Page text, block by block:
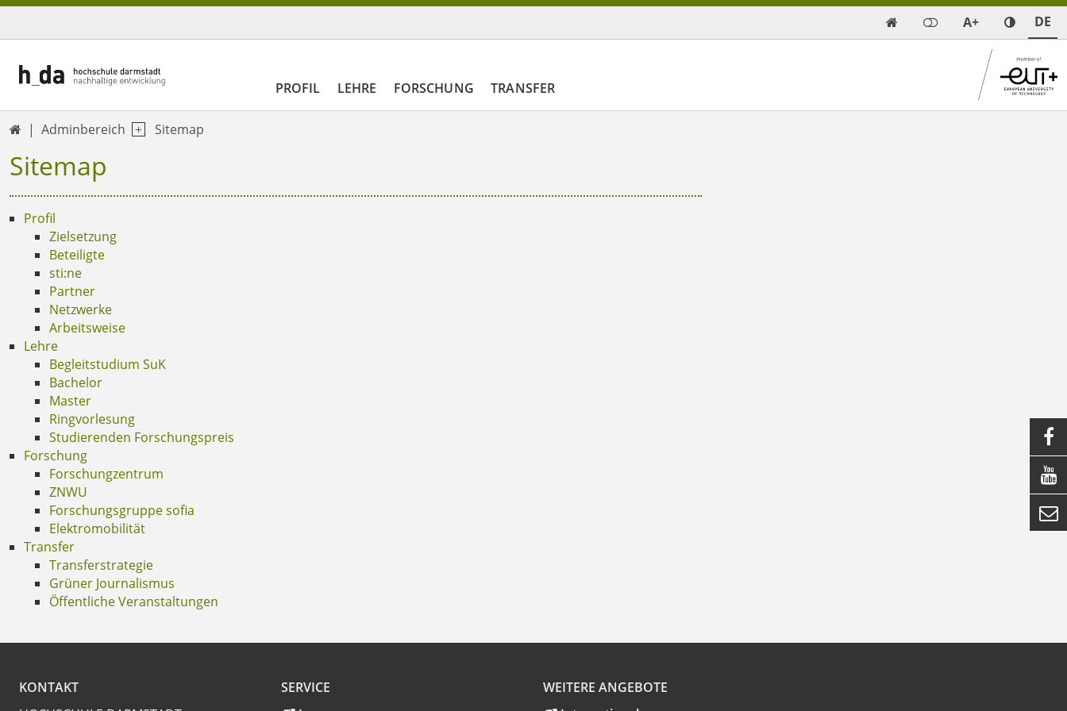
 A+ DE
PROFIL LEHRE FORSCHUNG TRANSFER
 Adminbereich Sitemap
Sitemap
Profil
Zielsetzung
Beteiligte
sti:ne
Partner
Netzwerke
Arbeitsweise
Lehre
Begleitstudium SuK
Bachelor
Master
Ringvorlesung
Studierenden Forschungspreis
Forschung
Forschungzentrum
ZNWU
Forschungsgruppe sofia
Elektromobilität
Transfer
Transferstrategie
Grüner Journalismus
Öffentliche Veranstaltungen
KONTAKT
SERVICE
WEITERE ANGEBOTE


